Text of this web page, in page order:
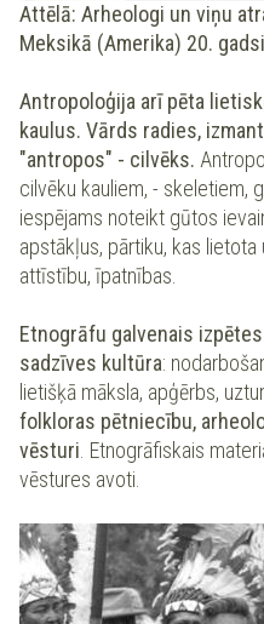
Attēlā: Arheologi un viņu
Meksikā (Amerika) 20.
Antropoloģija arī pēta
kaulus. Vārds radies,
"antropos" - cilvēks.
cilvēku kauliem, - skeletiem,
iespējams noteikt gūtos
apstākļus, pārtiku, kas
attīstību, īpatnības.
Etnogrāfu galvenais
sadzīves kultūra:
lietišķā māksla, apģērbs,
folkloras pētniecību,
vēsturi. Etnogrāfiskais
vēstures avoti.